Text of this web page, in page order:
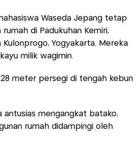
Waseda Jepang tetap
di Padukuhan Kemiri,
Yogyakarta. Mereka
milik wagimin.
meter persegi di tengah kebun
antusias mengangkat batako,
rumah didampingi oleh